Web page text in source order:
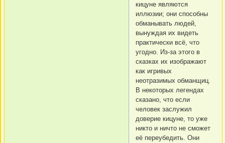
кицуне являются
иллюзии; они способны
обманывать людей,
вынуждая их видеть
практически всё, что
угодно. Из-за этого в
сказках их изображают
как игривых
неотразимых обманщиц.
В некоторых легендах
сказано, что если
человек заслужил
доверие кицуне, то уже
никто и ничто не сможет
её переубедить. Они